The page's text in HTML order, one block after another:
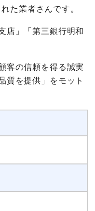
た業者さんです。
店」「第三銀行明和
客の信頼を得る誠実
質を提供」をモット